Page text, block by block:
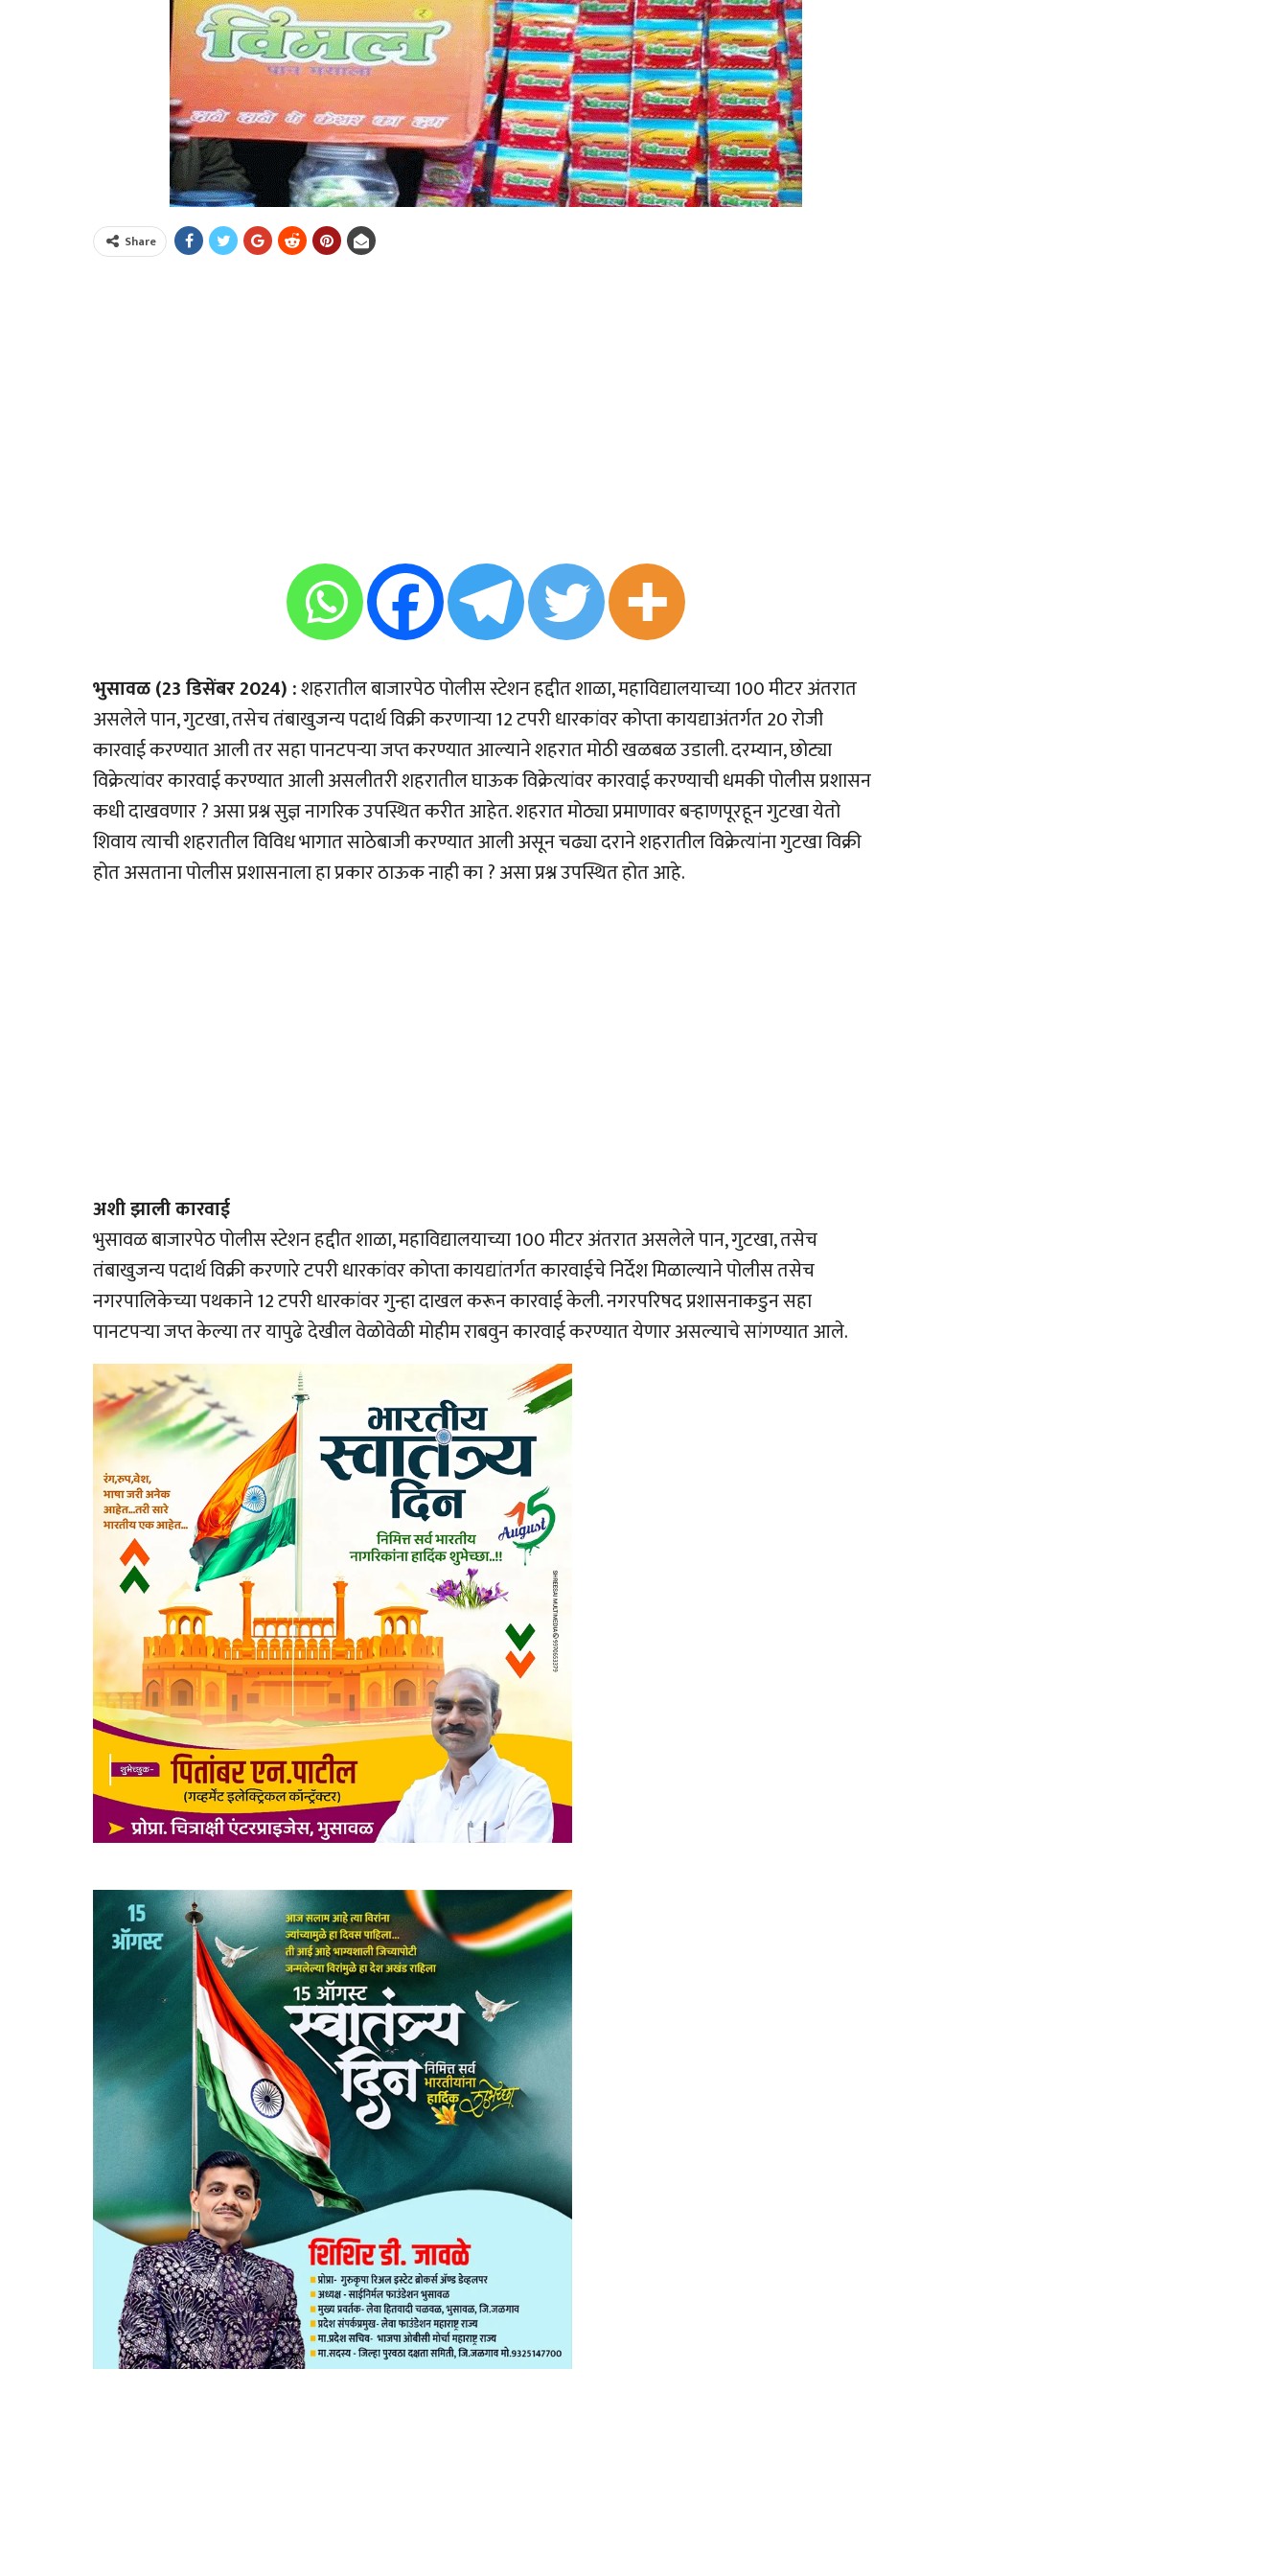
Share
भुसावळ (23 डिसेंबर 2024) :शहरातील बाजारपेठ पोलीस स्टेशन हद्दीत शाळा, महाविद्यालयाच्या 100 मीटर अंतरात
असलेले पान, गुटखा, तसेच तंबाखुजन्य पदार्थ विक्री करणार्‍या 12 टपरी धारकांवर कोप्ता कायद्याअंतर्गत 20 रोजी
कारवाई करण्यात आली तर सहा पानटपर्‍या जप्त करण्यात आल्याने शहरात मोठी खळबळ उडाली. दरम्यान, छोट्या
विक्रेत्यांवर कारवाई करण्यात आली असलीतरी शहरातील घाऊक विक्रेत्यांवर कारवाई करण्याची धमकी पोलीस प्रशासन
कधी दाखवणार ? असा प्रश्न सुज्ञ नागरिक उपस्थित करीत आहेत. शहरात मोठ्या प्रमाणावर बर्‍हाणपूरहून गुटखा येतो
शिवाय त्याची शहरातील विविध भागात साठेबाजी करण्यात आली असून चढ्या दराने शहरातील विक्रेत्यांना गुटखा विक्री
होत असताना पोलीस प्रशासनाला हा प्रकार ठाऊक नाही का ? असा प्रश्न उपस्थित होत आहे.
अशी झाली कारवाई
भुसावळ बाजारपेठ पोलीस स्टेशन हद्दीत शाळा, महाविद्यालयाच्या 100 मीटर अंतरात असलेले पान, गुटखा, तसेच
तंबाखुजन्य पदार्थ विक्री करणारे टपरी धारकांवर कोप्ता कायद्यांतर्गत कारवाईचे निर्देश मिळाल्याने पोलीस तसेच
नगरपालिकेच्या पथकाने 12 टपरी धारकांवर गुन्हा दाखल करून कारवाई केली. नगरपरिषद प्रशासनाकडुन सहा
पानटपर्‍या जप्त केल्या तर यापुढे देखील वेळोवेळी मोहीम राबवुन कारवाई करण्यात येणार असल्याचे सांगण्यात आले.